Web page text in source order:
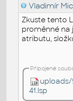
Vladimír
Zkuste tento
proměnné na
atributu,
Připojené
uploads/
41.lsp